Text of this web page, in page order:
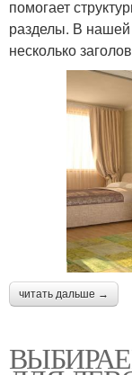
помогает
разделы. В
несколько
читать дальше →